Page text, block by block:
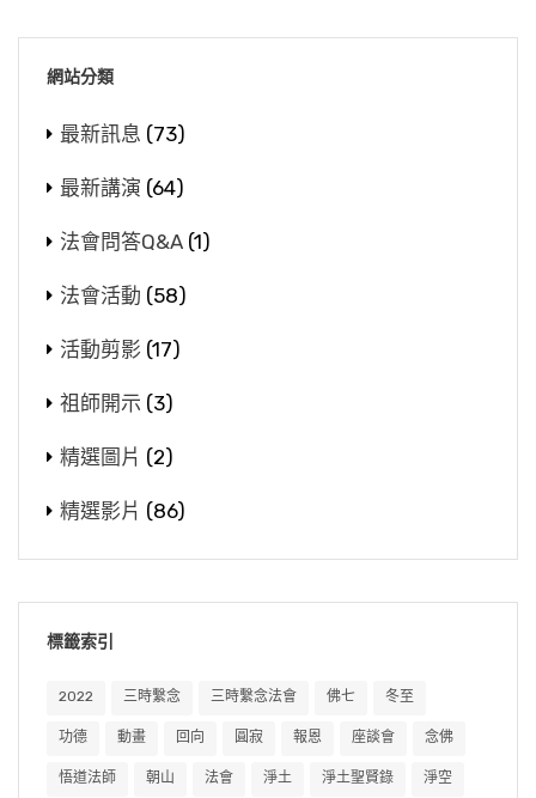
網站分類
最新訊息 (73)
最新講演 (64)
法會問答Q&A (1)
法會活動 (58)
活動剪影 (17)
祖師開示 (3)
精選圖片 (2)
精選影片 (86)
標籤索引
2022 三時繫念 三時繫念法會 佛七 冬至
功德 動畫 回向 圓寂 報恩 座談會 念佛
悟道法師 朝山 法會 淨土 淨土聖賢錄 淨空